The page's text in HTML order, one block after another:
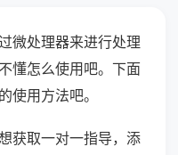
微处理器来进行处理
懂怎么使用吧。下面
使用方法吧。
获取一对一指导，添